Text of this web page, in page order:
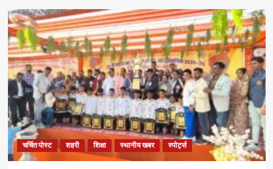
चर्चित पोस्ट शहरी शिक्षा स्थानीय खबर स्पोर्ट्स